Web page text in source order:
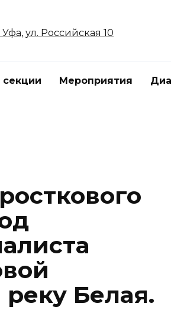
Уфа, ул. Российская 10
Мероприятия
Белая.